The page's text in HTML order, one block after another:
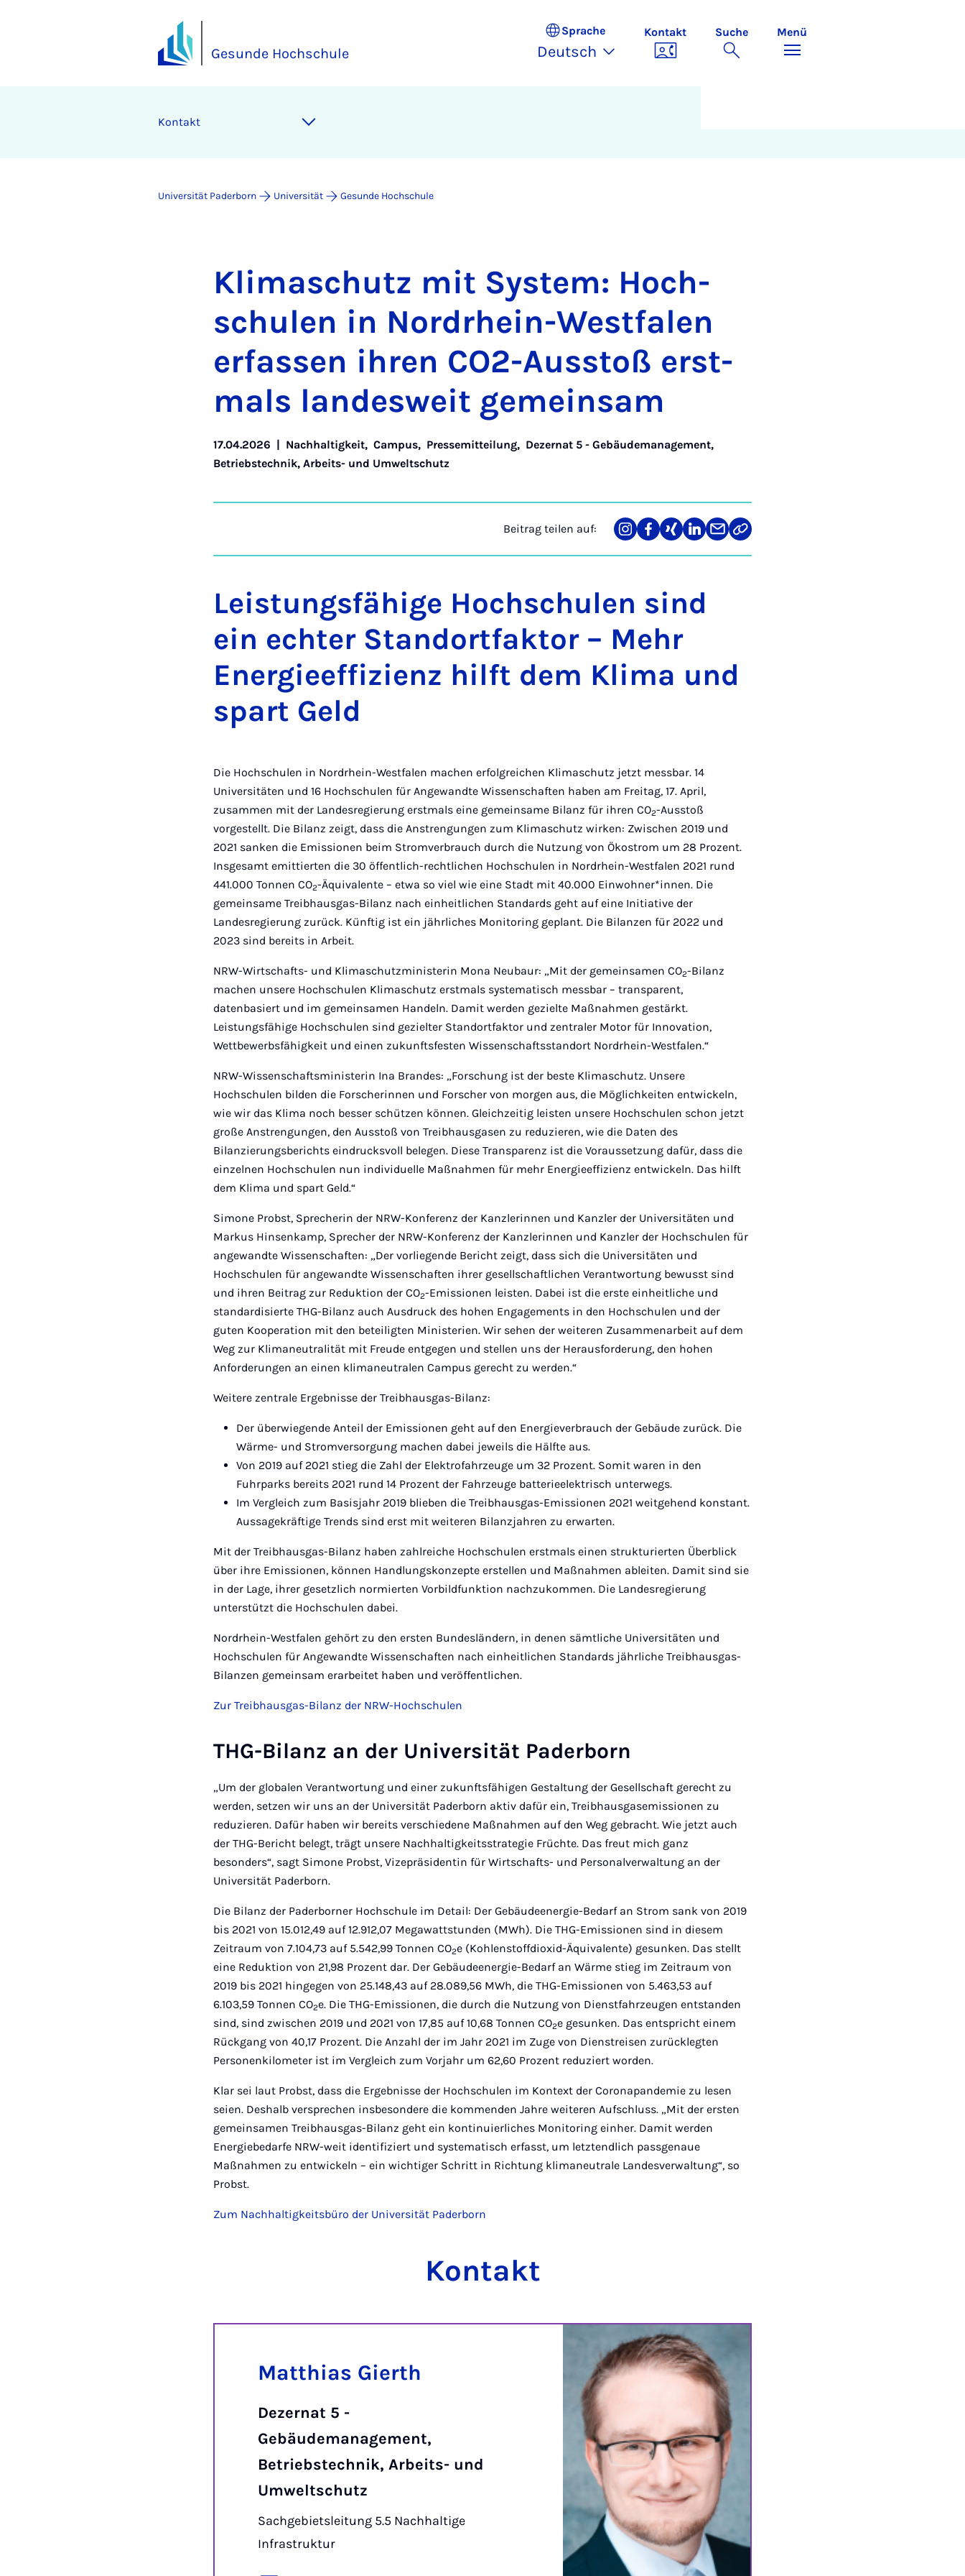
Gesunde Hochschule
Sprache
Deutsch
Kontakt Suche Menü
Kontakt
Universität Paderborn Universität Gesunde Hochschule
Kli­ma­schutz mit Sys­tem: Hoch­
schu­len in Nord­rhein-West­fa­len
er­fas­sen ih­ren CO2-Ausstoß erst­
mals lan­des­weit ge­mein­sam
17.04.2026 | Nachhaltigkeit,Campus, Pressemitteilung, Dezernat 5 - Gebäudemanagement,
Betriebstechnik, Arbeits- und Umweltschutz
Beitrag teilen auf:
Teilen
auf
Teilen
auf
Teilen
auf
Teilen
auf
Teilen
über
Link
kopieren
Leistungsfähige Hochschulen sind
ein echter Standortfaktor – Mehr
Energieeffizienz hilft dem Klima und
spart Geld
Die Hochschulen in Nordrhein-Westfalen machen erfolgreichen Klimaschutz jetzt messbar. 14
Universitäten und 16 Hochschulen für Angewandte Wissenschaften haben am Freitag, 17. April,
zusammen mit der Landesregierung erstmals eine gemeinsame Bilanz für ihren CO2-Ausstoß
vorgestellt. Die Bilanz zeigt, dass die Anstrengungen zum Klimaschutz wirken: Zwischen 2019 und
2021 sanken die Emissionen beim Stromverbrauch durch die Nutzung von Ökostrom um 28 Prozent.
Insgesamt emittierten die 30 öffentlich-rechtlichen Hochschulen in Nordrhein-Westfalen 2021 rund
441.000 Tonnen CO2-Äquivalente – etwa so viel wie eine Stadt mit 40.000 Einwohner*innen. Die
gemeinsame Treibhausgas-Bilanz nach einheitlichen Standards geht auf eine Initiative der
Landesregierung zurück. Künftig ist ein jährliches Monitoring geplant. Die Bilanzen für 2022 und
2023 sind bereits in Arbeit.
NRW-Wirtschafts- und Klimaschutzministerin Mona Neubaur: „Mit der gemeinsamen CO2-Bilanz
machen unsere Hochschulen Klimaschutz erstmals systematisch messbar – transparent,
datenbasiert und im gemeinsamen Handeln. Damit werden gezielte Maßnahmen gestärkt.
Leistungsfähige Hochschulen sind gezielter Standortfaktor und zentraler Motor für Innovation,
Wettbewerbsfähigkeit und einen zukunftsfesten Wissenschaftsstandort Nordrhein-Westfalen.“
NRW-Wissenschaftsministerin Ina Brandes: „Forschung ist der beste Klimaschutz. Unsere
Hochschulen bilden die Forscherinnen und Forscher von morgen aus, die Möglichkeiten entwickeln,
wie wir das Klima noch besser schützen können. Gleichzeitig leisten unsere Hochschulen schon jetzt
große Anstrengungen, den Ausstoß von Treibhausgasen zu reduzieren, wie die Daten des
Bilanzierungsberichts eindrucksvoll belegen. Diese Transparenz ist die Voraussetzung dafür, dass die
einzelnen Hochschulen nun individuelle Maßnahmen für mehr Energieeffizienz entwickeln. Das hilft
dem Klima und spart Geld.“
Simone Probst, Sprecherin der NRW-Konferenz der Kanzlerinnen und Kanzler der Universitäten und
Markus Hinsenkamp, Sprecher der NRW-Konferenz der Kanzlerinnen und Kanzler der Hochschulen für
angewandte Wissenschaften: „Der vorliegende Bericht zeigt, dass sich die Universitäten und
Hochschulen für angewandte Wissenschaften ihrer gesellschaftlichen Verantwortung bewusst sind
und ihren Beitrag zur Reduktion der CO2-Emissionen leisten. Dabei ist die erste einheitliche und
standardisierte THG-Bilanz auch Ausdruck des hohen Engagements in den Hochschulen und der
guten Kooperation mit den beteiligten Ministerien. Wir sehen der weiteren Zusammenarbeit auf dem
Weg zur Klimaneutralität mit Freude entgegen und stellen uns der Herausforderung, den hohen
Anforderungen an einen klimaneutralen Campus gerecht zu werden.“
Weitere zentrale Ergebnisse der Treibhausgas-Bilanz:
Der überwiegende Anteil der Emissionen geht auf den Energieverbrauch der Gebäude zurück. Die
Wärme- und Stromversorgung machen dabei jeweils die Hälfte aus.
Von 2019 auf 2021 stieg die Zahl der Elektrofahrzeuge um 32 Prozent. Somit waren in den
Fuhrparks bereits 2021 rund 14 Prozent der Fahrzeuge batterieelektrisch unterwegs.
Im Vergleich zum Basisjahr 2019 blieben die Treibhausgas-Emissionen 2021 weitgehend konstant.
Aussagekräftige Trends sind erst mit weiteren Bilanzjahren zu erwarten.
Mit der Treibhausgas-Bilanz haben zahlreiche Hochschulen erstmals einen strukturierten Überblick
über ihre Emissionen, können Handlungskonzepte erstellen und Maßnahmen ableiten. Damit sind sie
in der Lage, ihrer gesetzlich normierten Vorbildfunktion nachzukommen. Die Landesregierung
unterstützt die Hochschulen dabei.
Nordrhein-Westfalen gehört zu den ersten Bundesländern, in denen sämtliche Universitäten und
Hochschulen für Angewandte Wissenschaften nach einheitlichen Standards jährliche Treibhausgas-
Bilanzen gemeinsam erarbeitet haben und veröffentlichen.
Zur Treibhausgas-Bilanz der NRW-Hochschulen
THG-Bilanz an der Universität Paderborn
„Um der globalen Verantwortung und einer zukunftsfähigen Gestaltung der Gesellschaft gerecht zu
werden, setzen wir uns an der Universität Paderborn aktiv dafür ein, Treibhausgasemissionen zu
reduzieren. Dafür haben wir bereits verschiedene Maßnahmen auf den Weg gebracht. Wie jetzt auch
der THG-Bericht belegt, trägt unsere Nachhaltigkeitsstrategie Früchte. Das freut mich ganz
besonders“, sagt Simone Probst, Vizepräsidentin für Wirtschafts- und Personalverwaltung an der
Universität Paderborn.
Die Bilanz der Paderborner Hochschule im Detail: Der Gebäudeenergie-Bedarf an Strom sank von 2019
bis 2021 von 15.012,49 auf 12.912,07 Megawattstunden (MWh). Die THG-Emissionen sind in diesem
Zeitraum von 7.104,73 auf 5.542,99 Tonnen CO2e (Kohlenstoffdioxid-Äquivalente) gesunken. Das stellt
eine Reduktion von 21,98 Prozent dar. Der Gebäudeenergie-Bedarf an Wärme stieg im Zeitraum von
2019 bis 2021 hingegen von 25.148,43 auf 28.089,56 MWh, die THG-Emissionen von 5.463,53 auf
6.103,59 Tonnen CO2e. Die THG-Emissionen, die durch die Nutzung von Dienstfahrzeugen entstanden
sind, sind zwischen 2019 und 2021 von 17,85 auf 10,68 Tonnen CO2e gesunken. Das entspricht einem
Rückgang von 40,17 Prozent. Die Anzahl der im Jahr 2021 im Zuge von Dienstreisen zurücklegten
Personenkilometer ist im Vergleich zum Vorjahr um 62,60 Prozent reduziert worden.
Klar sei laut Probst, dass die Ergebnisse der Hochschulen im Kontext der Coronapandemie zu lesen
seien. Deshalb versprechen insbesondere die kommenden Jahre weiteren Aufschluss. „Mit der ersten
gemeinsamen Treibhausgas-Bilanz geht ein kontinuierliches Monitoring einher. Damit werden
Energiebedarfe NRW-weit identifiziert und systematisch erfasst, um letztendlich passgenaue
Maßnahmen zu entwickeln – ein wichtiger Schritt in Richtung klimaneutrale Landesverwaltung“, so
Probst.
Zum Nachhaltigkeitsbüro der Universität Paderborn
Kontakt
Matthias Gierth
Dezernat 5 -
Gebäudemanagement,
Betriebstechnik, Arbeits- und
Umweltschutz
Sachgebietsleitung 5.5 Nachhaltige
Infrastruktur